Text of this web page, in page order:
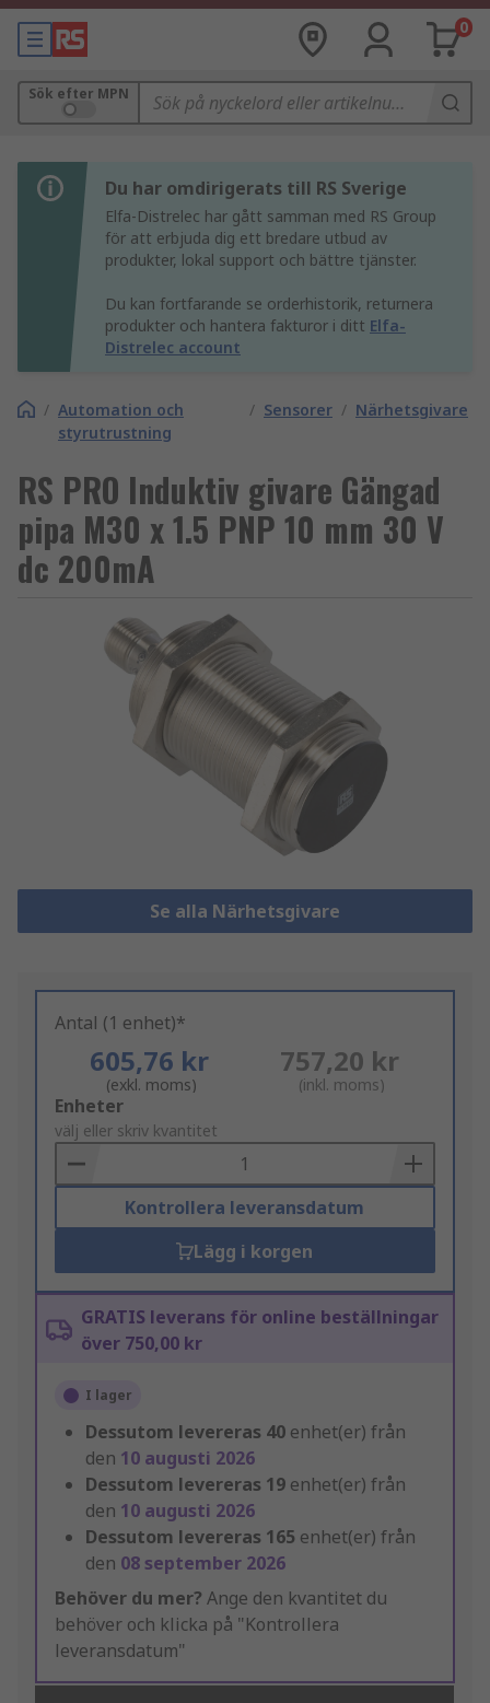
0
Sök efter MPN
Du har omdirigerats till RS Sverige
Elfa-Distrelec har gått samman med RS Group
för att erbjuda dig ett bredare utbud av
produkter, lokal support och bättre tjänster.
Du kan fortfarande se orderhistorik, returnera
produkter och hantera fakturor i ditt Elfa-
Distrelec account
/ Automation och
styrutrustning
/ Sensorer / Närhetsgivare
RS PRO Induktiv givare Gängad
pipa M30 x 1.5 PNP 10 mm 30 V
dc 200mA
Se alla Närhetsgivare
Antal (1 enhet)*
605,76 kr
(exkl. moms)
757,20 kr
(inkl. moms)
Add
to
Basket
Enheter
välj eller skriv kvantitet
Kontrollera leveransdatum
Lägg i korgen
GRATIS leverans för online beställningar
över 750,00 kr
I lager
Dessutom levereras 40 enhet(er) från
den 10 augusti 2026
Dessutom levereras 19 enhet(er) från
den 10 augusti 2026
Dessutom levereras 165 enhet(er) från
den 08 september 2026
Behöver du mer? Ange den kvantitet du
behöver och klicka på "Kontrollera
leveransdatum"